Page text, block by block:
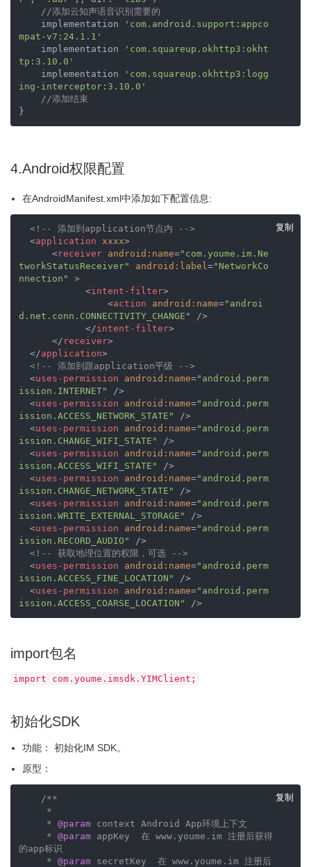
//添加云知声语音识别需要的
    implementation
'com.android.support:appco
mpat-v7:24.1.1'
    implementation
'com.squareup.okhttp3:okht
tp:3.10.0'
    implementation
'com.squareup.okhttp3:logg
ing-interceptor:3.10.0'
//添加结束
}
4.Android权限配置
在AndroidManifest.xml中添加如下配置信息:
复制
<!-- 添加到application节点内 -->
<application xxxx>
<receiver android:name="com.youme.im.Ne
tworkStatusReceiver"
android:label="NetworkCo
nnection"
>
<intent-filter>
<action android:name="androi
d.net.conn.CONNECTIVITY_CHANGE"
/>
</intent-filter>
</ receiver>
</application>
<!-- 添加到跟application平级 -->
<uses-permission android:name="android.perm
ission.INTERNET"
/>
<uses-permission android:name="android.perm
ission.ACCESS_NETWORK_STATE"
/>
<uses-permission android:name="android.perm
ission.CHANGE_WIFI_STATE"
/>
<uses-permission android:name="android.perm
ission.ACCESS_WIFI_STATE"
/>
<uses-permission android:name="android.perm
ission.CHANGE_NETWORK_STATE"
/>
<uses-permission android:name="android.perm
ission.WRITE_EXTERNAL_STORAGE"
/>
<uses-permission android:name="android.perm
ission.RECORD_AUDIO"
/>
<!-- 获取地理位置的权限，可选 -->
<uses-permission android:name="android.perm
ission.ACCESS_FINE_LOCATION"
/>
<uses-permission android:name="android.perm
ission.ACCESS_COARSE_LOCATION"
/>
import包名
import com.youme.imsdk.YIMClient;
初始化SDK
功能： 初始化IM SDK。
原型：
复制
/**
     *
@param context Android App环境上下文
     *
@param appKey  在 www.youme.im 注册后获得
的app标识
     *
@param secretKey  在 www.youme.im 注册后